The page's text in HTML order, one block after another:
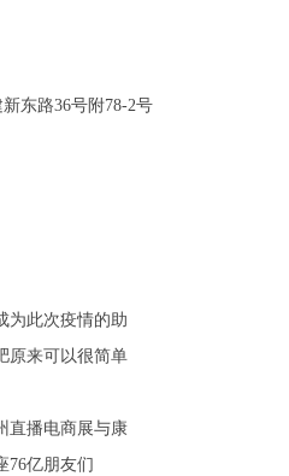
东路36号附78-2号
为此次疫情的助
原来可以很简单
直播电商展与康
76亿朋友们